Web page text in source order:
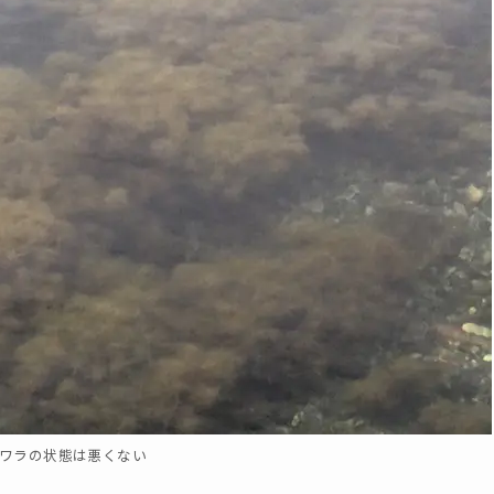
ラの状態は悪くない